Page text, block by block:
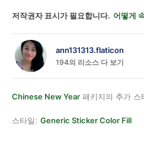
저작권자 표시가 필요합니다. 어떻게
ann131313.flaticon
194의 리소스 다 보기
Chinese New Year 패키지의 추가 스
스타일: Generic Sticker Color Fill